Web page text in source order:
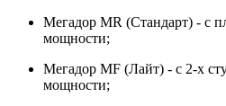
Мегадор MR (Стандарт) - с
мощности;
Мегадор MF (Лайт) - с 2-х
мощности;